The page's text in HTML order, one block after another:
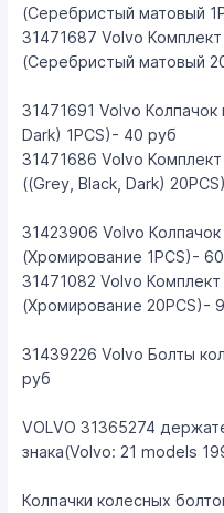
(Серебристый матовый
31471687 Volvo
(Серебристый матовый
31471691 Volvo Колпачок
Dark) 1PCS)- 40 руб
31471686 Volvo
((Grey, Black, Dark)
31423906 Volvo
(Хромирование 1PCS)-
31471082 Volvo
(Хромирование 20PCS)-
31439226 Volvo Болты
руб
VOLVO 31365274
знака(Volvo: 21 models
Колпачки колесных